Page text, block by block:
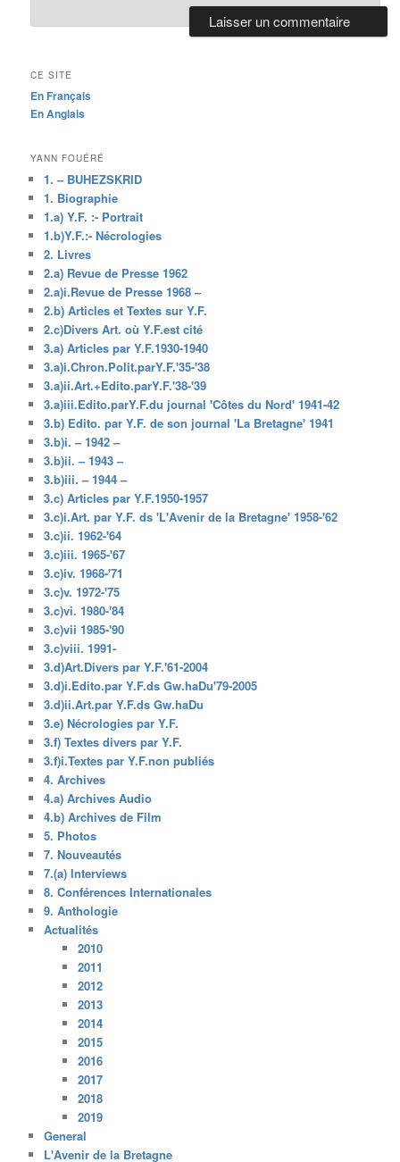
CE SITE
En Français
En Anglais
YANN FOUÉRÉ
1. – BUHEZSKRID
1. Biographie
1.a) Y.F. :- Portrait
1.b)Y.F.:- Nécrologies
2. Livres
2.a) Revue de Presse 1962
2.a)i.Revue de Presse 1968 –
2.b) Articles et Textes sur Y.F.
2.c)Divers Art. où Y.F.est cité
3.a) Articles par Y.F.1930-1940
3.a)i.Chron.Polit.parY.F.'35-'38
3.a)ii.Art.+Edito.parY.F.'38-'39
3.a)iii.Edito.parY.F.du journal 'Côtes du Nord' 1941-42
3.b) Edito. par Y.F. de son journal 'La Bretagne' 1941
3.b)i. – 1942 –
3.b)ii. – 1943 –
3.b)iii. – 1944 –
3.c) Articles par Y.F.1950-1957
3.c)i.Art. par Y.F. ds 'L'Avenir de la Bretagne' 1958-'62
3.c)ii. 1962-'64
3.c)iii. 1965-'67
3.c)iv. 1968-'71
3.c)v. 1972-'75
3.c)vi. 1980-'84
3.c)vii 1985-'90
3.c)viii. 1991-
3.d)Art.Divers par Y.F.'61-2004
3.d)i.Edito.par Y.F.ds Gw.haDu'79-2005
3.d)ii.Art.par Y.F.ds Gw.haDu
3.e) Nécrologies par Y.F.
3.f) Textes divers par Y.F.
3.f)i.Textes par Y.F.non publiés
4. Archives
4.a) Archives Audio
4.b) Archives de Film
5. Photos
7. Nouveautés
7.(a) Interviews
8. Conférences Internationales
9. Anthologie
Actualités
2010
2011
2012
2013
2014
2015
2016
2017
2018
2019
General
L'Avenir de la Bretagne